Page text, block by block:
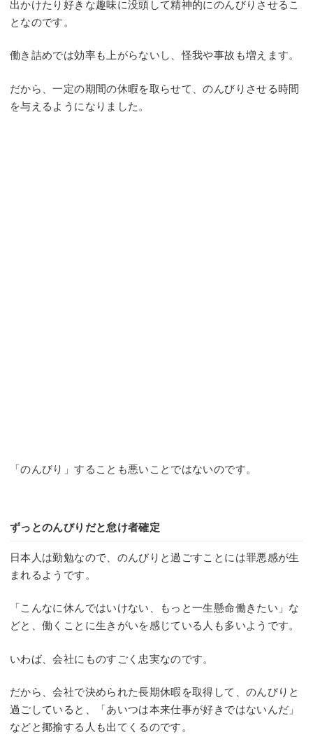
出かけたり好きな趣味に没頭して精神的にのんびりさせるこ
となのです。
働き詰めでは効率も上がらないし、怪我や事故も増えます。
だから、一定の期間の休暇を取らせて、のんびりさせる時間
を与えるようになりました。
「のんびり」することも悪いことではないのです。
ずっとのんびりだと怠け者確定
日本人は勤勉なので、のんびりと過ごすことには罪悪感が生
まれるようです。
「こんなに休んではいけない、もっと一生懸命働きたい」な
どと、働くことに生きがいを感じている人も多いようです。
いわば、会社にものすごく忠実なのです。
だから、会社で決められた長期休暇を取得して、のんびりと
過ごしていると、「あいつは本来仕事が好きではないんだ」
などと揶揄する人も出てくるのです。